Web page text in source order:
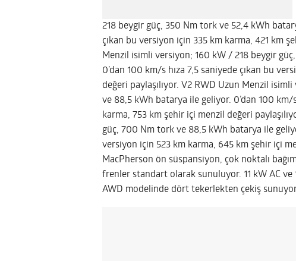
218 beygir güç, 350 Nm tork ve 52,4 kWh
çıkan bu versiyon için 335 km karma, 421 km
Menzil isimli versiyon; 160 kW / 218 beygir
0’dan 100 km/s hıza 7,5 saniyede çıkan bu
değeri paylaşılıyor. V2 RWD Uzun Menzil
ve 88,5 kWh batarya ile geliyor. 0’dan 100 km/
karma, 753 km şehir içi menzil değeri
güç, 700 Nm tork ve 88,5 kWh batarya ile
versiyon için 523 km karma, 645 km şehir içi
MacPherson ön süspansiyon, çok noktalı
frenler standart olarak sunuluyor. 11 kW AC ve
AWD modelinde dört tekerlekten çekiş